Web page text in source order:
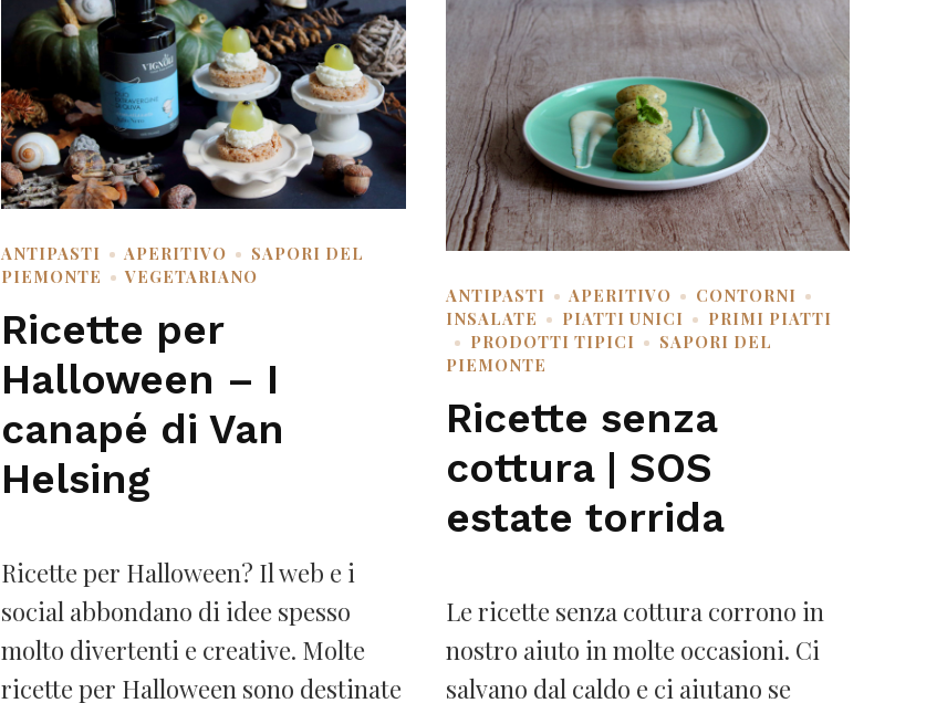
ANTIPASTI APERITIVO
SAPORI DEL
PIEMONTE
VEGETARIANO
Ricette per
Halloween – I
canapé di Van
Helsing
Ricette per Halloween? Il web e i
social abbondano di idee spesso
molto divertenti e creative. Molte
ricette per Halloween sono destinate
ANTIPASTI APERITIVO
CONTORNI
INSALATE
PIATTI UNICI
PRIMI PIATTI
PRODOTTI TIPICI
SAPORI DEL
PIEMONTE
Ricette senza
cottura | SOS
estate torrida
Le ricette senza cottura corrono in
nostro aiuto in molte occasioni. Ci
salvano dal caldo e ci aiutano se